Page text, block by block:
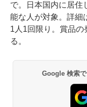
で。日本国内に居住
能な人が対象。詳細
1人1回限り。賞品
る。
Google 検索